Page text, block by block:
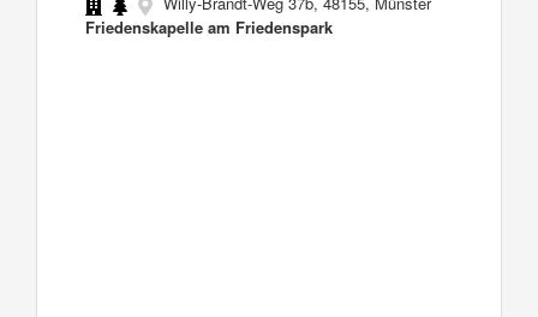
Friedenskapelle am Friedenspark